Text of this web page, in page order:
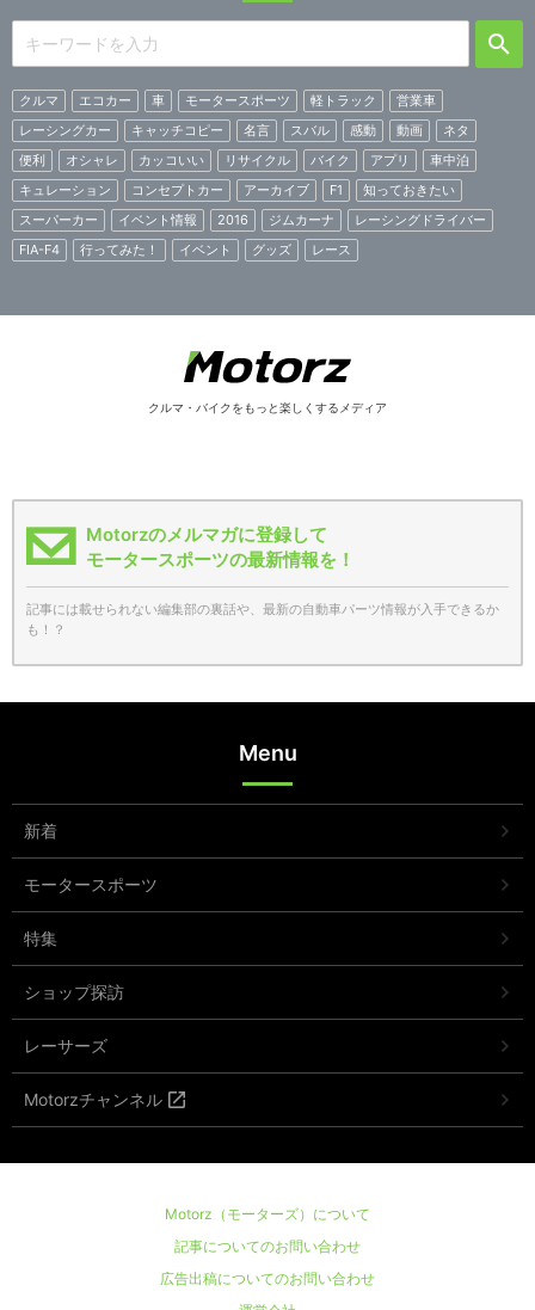
クルマ エコカー 車 モータースポーツ 軽トラック
営業車
レーシングカー
キャッチコピー 名言 スバル 感動 動画
ネタ
便利
オシャレ カッコいい リサイクル バイク アプリ
車中泊
キュレーション
コンセプトカー アーカイブ F1
知っておきたい
スーパーカー
イベント情報 2016 ジムカーナ
レーシングドライバー
FIA-F4
行ってみた！ イベント グッズ レース
クルマ・バイクをもっと楽しくするメディア
Motorzのメルマガに登録して
モータースポーツの最新情報を！
記事には載せられない編集部の裏話や、最新の自動車パーツ情報が入手できるか
も！？
Menu
新着
モータースポーツ
特集
ショップ探訪
レーサーズ
Motorzチャンネル
Motorz（モーターズ）について
記事についてのお問い合わせ
広告出稿についてのお問い合わせ